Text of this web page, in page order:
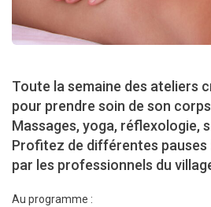
Toute la semaine des ateliers
pour prendre soin de son
Massages, yoga, réflexologie,
Profitez de différentes
par les professionnels du
Au programme :